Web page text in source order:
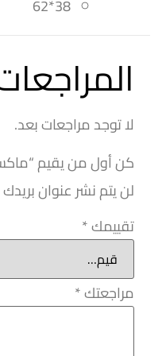
38*62
لا توجد مراجعات بعد.
كن أول من يقيم
لن يتم نشر عنوان بريدك
تقييمك*
مراجعتك*